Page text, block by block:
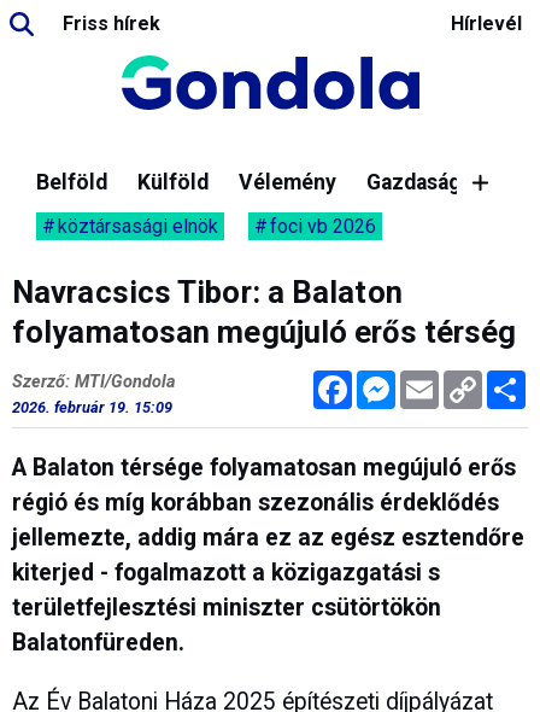
Friss hírek Hírlevél
Belföld Külföld Vélemény Gazdaság
köztársasági elnök foci vb 2026
Navracsics Tibor: a Balaton
folyamatosan megújuló erős térség
FacebookMessenger
Email Copy
Link
Szerző: MTI/Gondola
2026. február 19. 15:09
A Balaton térsége folyamatosan megújuló erős
régió és míg korábban szezonális érdeklődés
jellemezte, addig mára ez az egész esztendőre
kiterjed - fogalmazott a közigazgatási s
területfejlesztési miniszter csütörtökön
Balatonfüreden.
Az Év Balatoni Háza 2025 építészeti díjpályázat